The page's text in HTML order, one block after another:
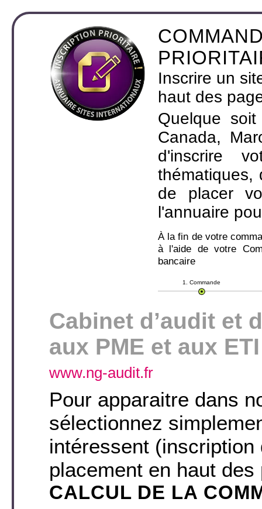
Inscrire un
haut des
Quelque
Canada,
d'inscrire
thématiques,
de placer
l'annuaire
À la fin de votre
à l'aide de votre
bancaire
1. Commande
Cabinet d’audit et
aux PME et aux ETI
www.ng-audit.fr
Pour apparaitre dans
sélectionnez
intéressent
placement en haut
CALCUL DE LA